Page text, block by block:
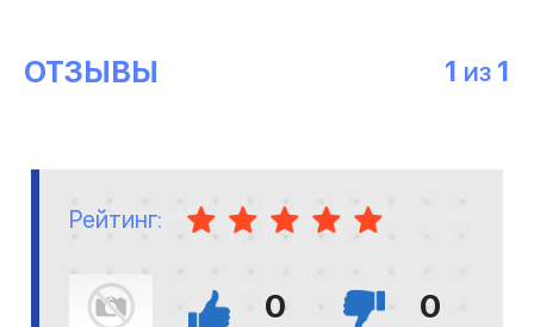
ОТЗЫВЫ 1 ИЗ 1
Рейтинг:
0 0